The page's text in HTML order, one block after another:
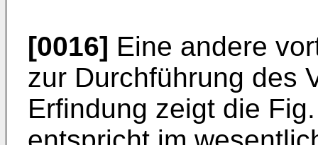
[0016] Eine andere
zur Durchführung des
Erfindung zeigt die